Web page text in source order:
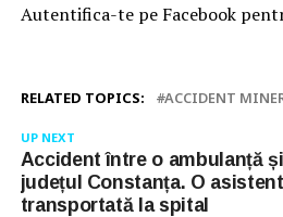
Autentifica-te pe Facebook
RELATED TOPICS: ACCIDENT
UP NEXT
Accident între o ambulanță
județul Constanța. O
transportată la spital